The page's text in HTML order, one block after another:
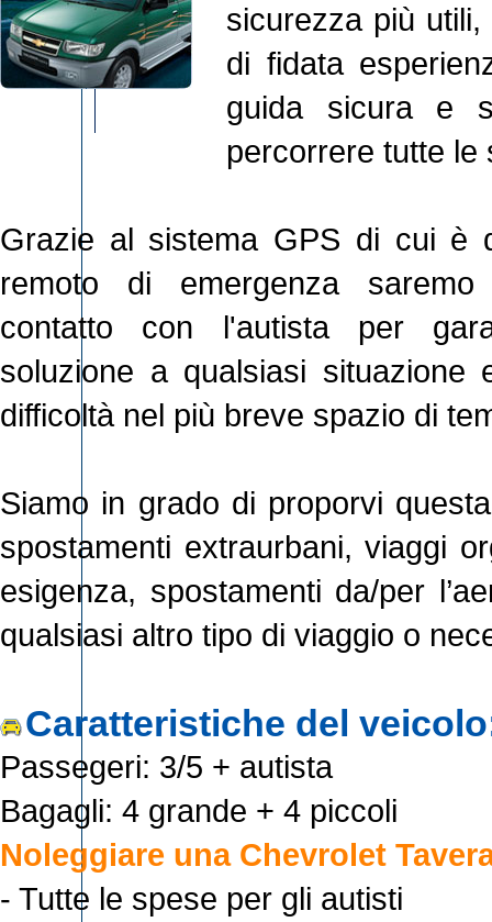
sicurezza più
di fidata
guida sicura e
percorrere tutte le
Grazie al sistema GPS di cui è
remoto di emergenza
contatto con l'autista per
soluzione a qualsiasi situazione
difficoltà nel più breve spazio di
Siamo in grado di proporvi
spostamenti extraurbani, viaggi
esigenza, spostamenti da/per
qualsiasi altro tipo di viaggio o
Caratteristiche del
Passegeri: 3/5 + autista
Bagagli: 4 grande + 4 piccoli
Noleggiare una Chevrolet
- Tutte le spese per gli autisti